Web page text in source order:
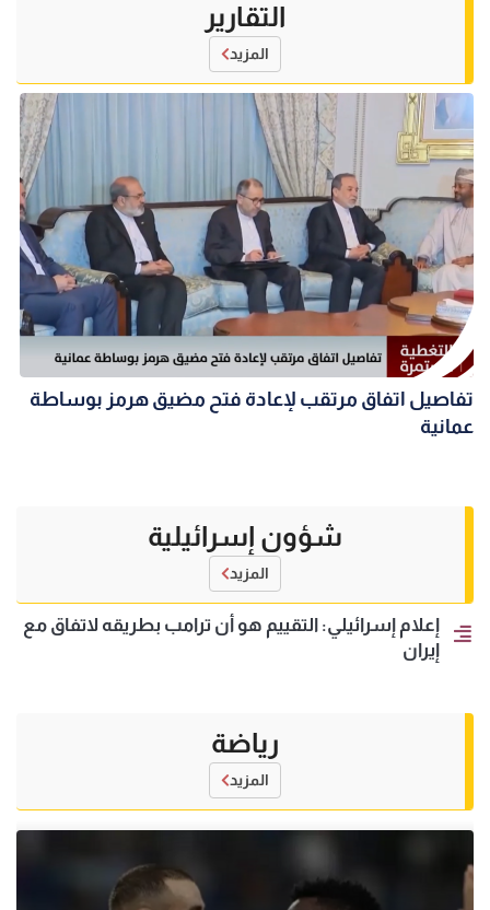
التقارير
المزيد
تفاصيل اتفاق مرتقب لإعادة فتح مضيق هرمز بوساطة
عمانية
شؤون إسرائيلية
المزيد
إعلام إسرائيلي: التقييم هو أن ترامب بطريقه لاتفاق مع
إيران
رياضة
المزيد